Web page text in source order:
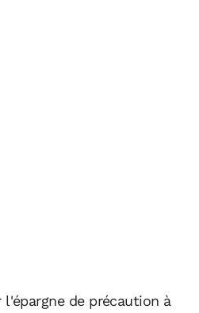
de précaution à